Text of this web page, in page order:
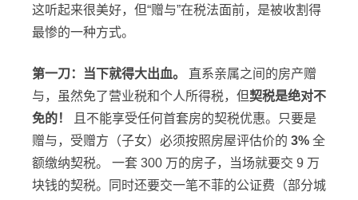
这听起来很美好，但“赠与”在税法面前，是被收割得
最惨的一种方式。
第一刀：当下就得大出血。
直系亲属之间的房产赠
与，虽然免了营业税和个人所得税，但契税是绝对不
免的！
且不能享受任何首套房的契税优惠。只要是
赠与，受赠方（子女）必须按照房屋评估价的 3% 全
额缴纳契税。 一套 300 万的房子，当场就要交 9 万
块钱的契税。同时还要交一笔不菲的公证费（部分城